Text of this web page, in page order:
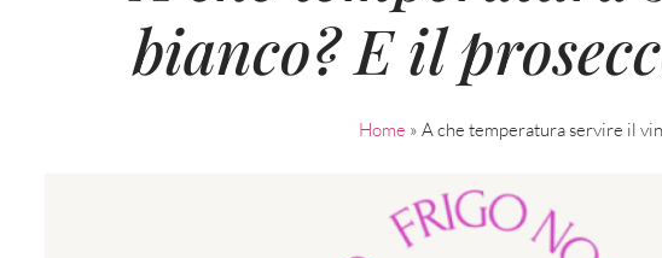
bianco? E il
Home » A che temperatura servire il